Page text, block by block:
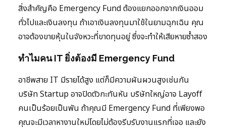
สิ่งสำคัญคือ Emergency Fund ต้องแยกออกจากเงินออม
ทั่วไปและเงินลงทุน ถ้าเอาเงินลงทุนมาใช้ในยามฉุกเฉิน คุณ
อาจต้องขายหุ้นในจังหวะที่ขาดทุนอยู่ ซึ่งจะทำให้เสียหายซ้ำสอง
ทำไมคน IT ยิ่งต้องมี Emergency Fund
อาชีพสาย IT มีรายได้สูง แต่ก็มีความผันผวนสูงเช่นกัน
บริษัท Startup อาจปิดตัวกะทันหัน บริษัทใหญ่อาจ Layoff
คนเป็นร้อยเป็นพัน ถ้าคุณมี Emergency Fund ที่เพียงพอ
คุณจะมีเวลาหางานใหม่โดยไม่ต้องรีบรับงานแรกที่เจอ และยัง